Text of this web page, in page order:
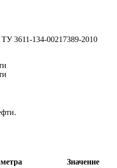
3611-134-00217389-2010
Значение